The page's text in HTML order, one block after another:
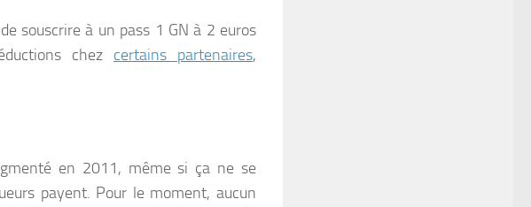
souscrire à un pass 1 GN à 2 euros
chez certains partenaires,
en 2011, même si ça ne se
payent. Pour le moment, aucun